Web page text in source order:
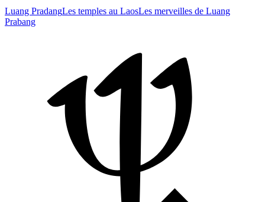
Luang PradangLes temples au LaosLes merveilles de Luang
Prabang